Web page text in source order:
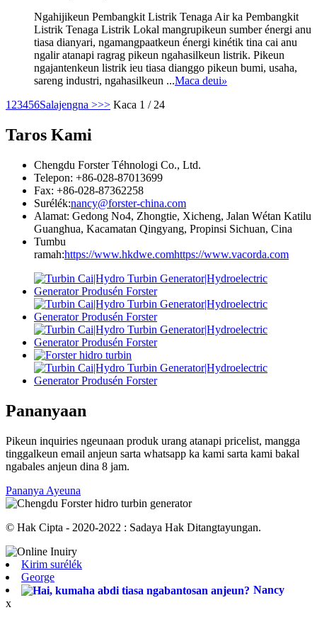
Ngahijikeun Pembangkit Listrik Tenaga Air ka Pembangkit
Listrik Tenaga Listrik Lokal mangrupikeun sumber énergi anu
tiasa dianyari, ngamangpaatkeun énergi kinétik tina cai anu
ngalir atanapi ragrag pikeun ngahasilkeun listrik. Pikeun
ngajantenkeun listrik ieu tiasa dianggo pikeun bumi, usaha,
sareng industri, ngahasilkeun ...Maca deui»
123456Salajengna >>> Kaca 1 / 24
Taros Kami
Chengdu Forster Téhnologi Co., Ltd.
Telepon: +86-028-87013699
Fax: +86-028-87362258
Surélék:nancy@forster-china.com
Alamat: Gedong No4, Zhongtie, Xicheng, Jalan Wétan Katilu
Guanghua, Kacamatan Qingyang, Propinsi Sichuan, Cina
Tumbu
ramah:https://www.hkdwe.comhttps://www.vacorda.com
Pananyaan
Pikeun inquiries ngeunaan produk urang atanapi pricelist, mangga
tinggalkeun email anjeun sarta whatsapp ka kami sarta kami bakal
ngabales anjeun dina 8 jam.
Pananya Ayeuna
© Hak Cipta - 2020-2022 : Sadaya Hak Ditangtayungan.
Kirim surélék
George
Nancy
x